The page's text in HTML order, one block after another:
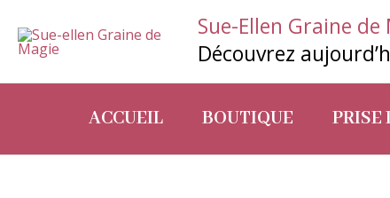
contenu
Sue-Ellen Graine de
Découvrez
ACCUEIL BOUTIQUE PRISE